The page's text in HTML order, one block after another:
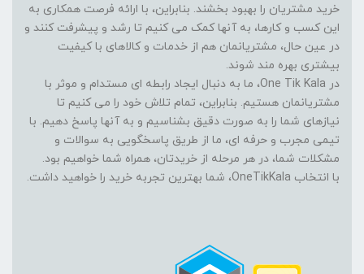
خرید مشتریان را بهبود بخشند. بنابراین، با ارائه فرصت همکاری به
این کسب و کارها، به آنها کمک می کنیم تا رشد و پیشرفت کنند و
در عین حال، مشتریانمان هم از خدمات و کالاهای با کیفیت
بیشتری بهره مند شوند.
در One Tik Kala، ما به دنبال ایجاد رابطه ای مستدام و موثر با
مشتریانمان هستیم. بنابراین، تمام تلاش خود را می کنیم تا
نیازهای شما را به صورت دقیق بشناسیم و به آنها پاسخ دهیم. با
تیمی مجرب و حرفه ای، ما از طریق پاسخگویی به سوالات و
مشکلات شما، در هر مرحله از خریدتان، همراه شما خواهیم بود.
با انتخاب OneTikKala، شما بهترین تجربه خرید را خواهید داشت.